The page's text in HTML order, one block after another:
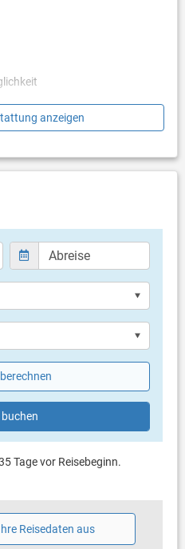
6.00 € pro Tag / pro
anzeigen
Tage vor Reisebeginn.
Reisedaten aus